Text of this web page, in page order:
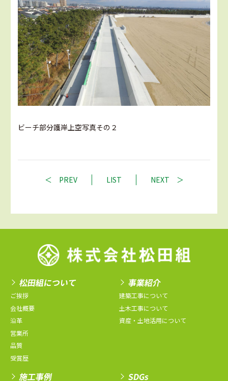
ビーチ部分護岸上空写真その２
PREV LIST NEXT
松田組について
ご挨拶
会社概要
沿革
営業所
品質
受賞歴
事業紹介
建築工事について
土木工事について
資産・土地活用について
施工事例 SDGs